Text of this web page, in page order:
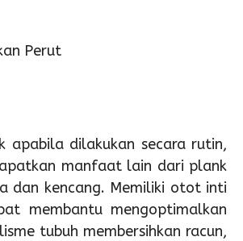
Perut
apabila dilakukan secara rutin,
manfaat lain dari plank
dan kencang. Memiliki otot inti
membantu mengoptimalkan
tubuh membersihkan racun,